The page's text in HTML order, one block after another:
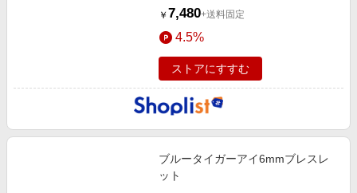
￥ 7,480+送料固定
4.5%
ストアにすすむ
ブルータイガーアイ6mmブレスレ
ット